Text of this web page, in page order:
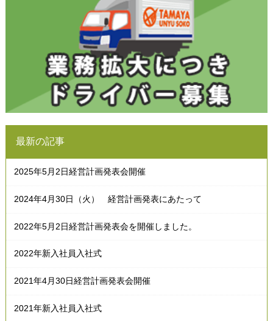
最新の記事
2025年5月2日経営計画発表会開催
2024年4月30日（火） 経営計画発表にあたって
2022年5月2日経営計画発表会を開催しました。
2022年新入社員入社式
2021年4月30日経営計画発表会開催
2021年新入社員入社式